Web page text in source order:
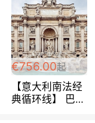
环线 全程四星宾
馆 108欧/人/天
€756.00起
【意大利南法经
典循环线】 巴黎